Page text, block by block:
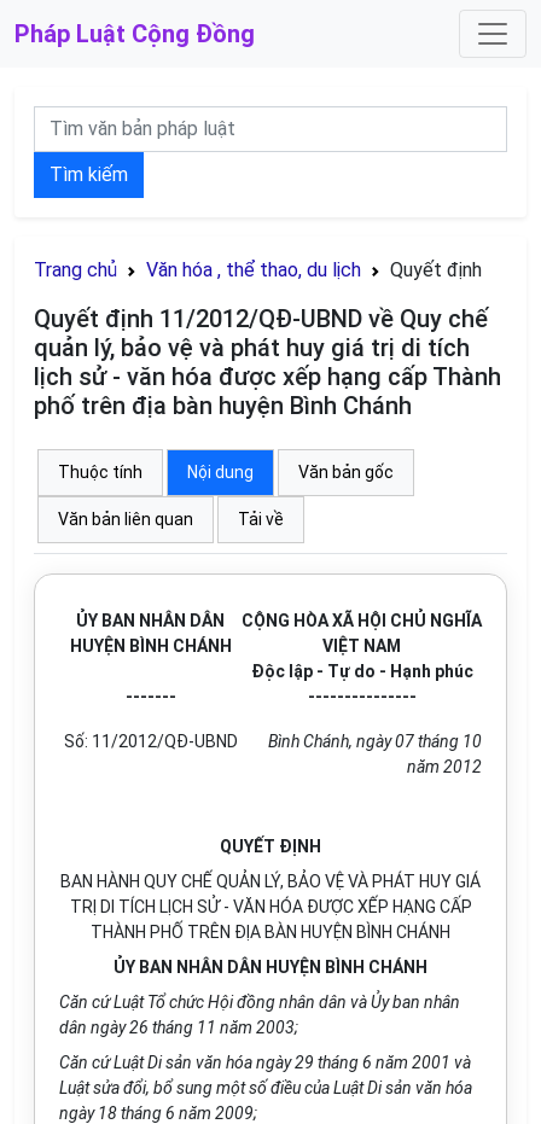
Pháp Luật Cộng Đồng
Tìm kiếm
Trang chủ Văn hóa , thể thao, du lịch Quyết định
Quyết định 11/2012/QĐ-UBND về Quy chế
quản lý, bảo vệ và phát huy giá trị di tích
lịch sử - văn hóa được xếp hạng cấp Thành
phố trên địa bàn huyện Bình Chánh
Thuộc tính Nội dung Văn bản gốc
Văn bản liên quan Tải về
ỦY BAN NHÂN DÂN
HUYỆN BÌNH CHÁNH
-------
CỘNG HÒA XÃ HỘI CHỦ NGHĨA
VIỆT NAM
Độc lập - Tự do - Hạnh phúc
---------------
Số: 11/2012/QĐ-UBND
Bình Chánh, ngày 07 tháng 10
năm 2012
QUYẾT ĐỊNH
BAN HÀNH QUY CHẾ QUẢN LÝ, BẢO VỆ VÀ PHÁT HUY GIÁ
TRỊ DI TÍCH LỊCH SỬ - VĂN HÓA ĐƯỢC XẾP HẠNG CẤP
THÀNH PHỐ TRÊN ĐỊA BÀN HUYỆN BÌNH CHÁNH
ỦY BAN NHÂN DÂN HUYỆN BÌNH CHÁNH
Căn cứ Luật Tổ chức Hội đồng nhân dân và Ủy ban nhân
dân ngày 26 tháng 11 năm 2003;
Căn cứ Luật Di sản văn hóa ngày 29 tháng 6 năm 2001 và
Luật sửa đổi, bổ sung một số điều của Luật Di sản văn hóa
ngày 18 tháng 6 năm 2009;